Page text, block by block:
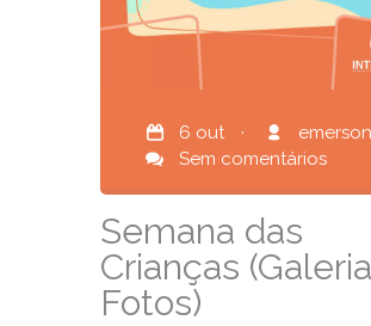
6 out · emerson
Sem comentários
Semana das
Crianças
Fotos)